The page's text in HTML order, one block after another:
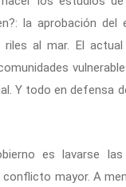
la aprobación
al mar. El
Y todo en defensa
es lavarse
mayor. A